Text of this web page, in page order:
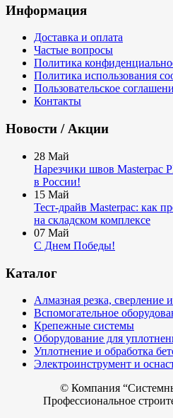
Информация
Доставка и оплата
Частые вопросы
Политика
Политика использования
Пользовательское
Контакты
Новости / Акции
28 Май
Нарезчики швов Masterpac
в России!
15 Май
Тест-драйв Masterpac: как
на складском комплексе
07 Май
С Днем Победы!
Каталог
Алмазная резка, сверление
Вспомогательное
Крепежные системы
Оборудование для
Уплотнение и обработка
Электроинструмент и
© Компания
Профессиональное